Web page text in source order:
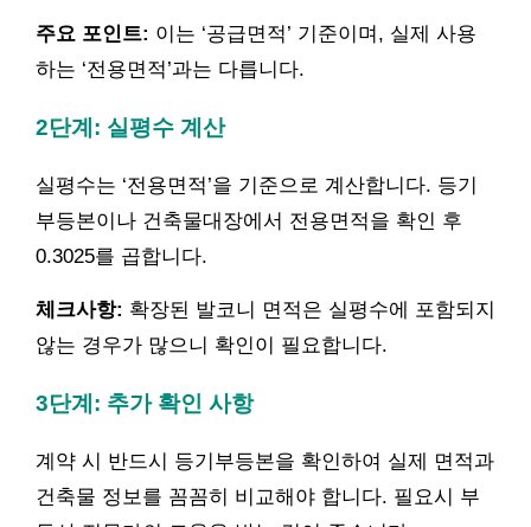
주요 포인트: 이는 ‘공급면적’ 기준이며, 실제 사용
하는 ‘전용면적’과는 다릅니다.
2단계: 실평수 계산
실평수는 ‘전용면적’을 기준으로 계산합니다. 등기
부등본이나 건축물대장에서 전용면적을 확인 후
0.3025를 곱합니다.
체크사항: 확장된 발코니 면적은 실평수에 포함되지
않는 경우가 많으니 확인이 필요합니다.
3단계: 추가 확인 사항
계약 시 반드시 등기부등본을 확인하여 실제 면적과
건축물 정보를 꼼꼼히 비교해야 합니다. 필요시 부